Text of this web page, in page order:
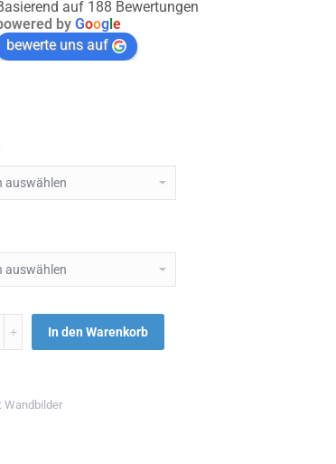
auf 188 Bewertungen
by Google
bewerte uns auf
In den Warenkorb
Wandbilder